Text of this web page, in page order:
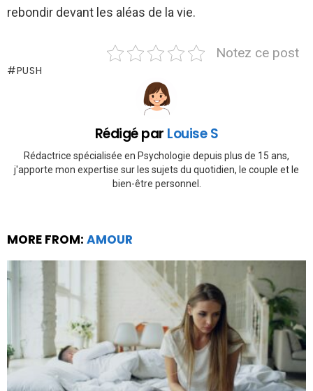
rebondir devant les aléas de la vie.
Notez ce post
PUSH
Rédigé par Louise S
Rédactrice spécialisée en Psychologie depuis plus de 15 ans,
j'apporte mon expertise sur les sujets du quotidien, le couple et le
bien-être personnel.
MORE FROM: AMOUR